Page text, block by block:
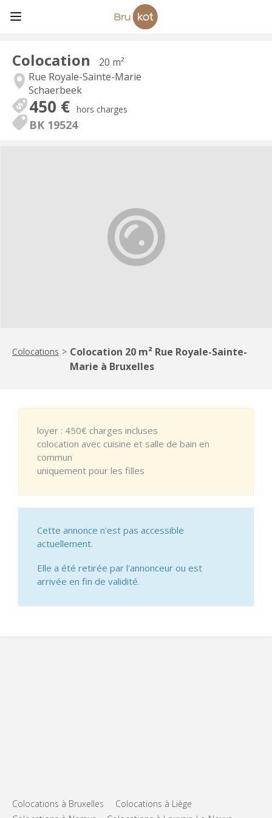
Colocation
20 m²
Rue Royale-Sainte-Marie
Schaerbeek
450 € hors charges
BK 19524
Colocations > Colocation 20 m² Rue Royale-Sainte-
Marie à Bruxelles
loyer : 450€ charges incluses
colocation avec cuisine et salle de bain en
commun
uniquement pour les filles
Cette annonce n'est pas accessible
actuellement.
Elle a été retirée par l'annonceur ou est
arrivée en fin de validité.
Colocations à Bruxelles
Colocations à Liège